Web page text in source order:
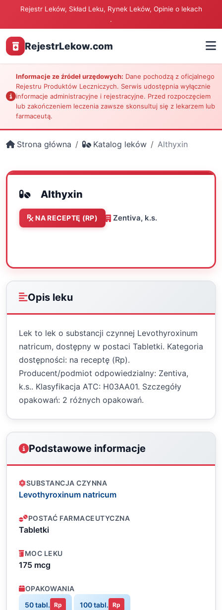
Rejestr Leków, Skład Leku, Rynek Leków, Opinie o lekach
.
RejestrLekow.com
Informacje ze źródeł urzędowych: Dane pochodzą z oficjalnego
Rejestru Produktów Leczniczych. Serwis udostępnia wyłącznie
informacje administracyjne i rejestracyjne. Przed rozpoczęciem
lub zakończeniem leczenia zawsze skonsultuj się z lekarzem lub
farmaceutą.
Strona główna Katalog leków Althyxin
Althyxin
NA RECEPTĘ (RP) Zentiva, k.s.
Opis leku
Lek to lek o substancji czynnej Levothyroxinum
natricum, dostępny w postaci Tabletki. Kategoria
dostępności: na receptę (Rp).
Producent/podmiot odpowiedzialny: Zentiva,
k.s.. Klasyfikacja ATC: H03AA01. Szczegóły
opakowań: 2 różnych opakowań.
Podstawowe informacje
SUBSTANCJA CZYNNA
Levothyroxinum natricum
POSTAĆ FARMACEUTYCZNA
Tabletki
MOC LEKU
175 mcg
OPAKOWANIA
50 tabl. Rp 100 tabl. Rp